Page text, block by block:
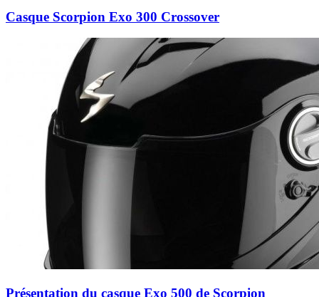
Casque Scorpion Exo 300 Crossover
Présentation du casque Exo 500 de Scorpion